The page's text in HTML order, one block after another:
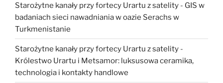
Starożytne kanały przy fortecy Urartu z satelity - GIS w
badaniach sieci nawadniania w oazie Serachs w
Turkmenistanie
Starożytne kanały przy fortecy Urartu z satelity -
Królestwo Urartu i Metsamor: luksusowa ceramika,
technologia i kontakty handlowe